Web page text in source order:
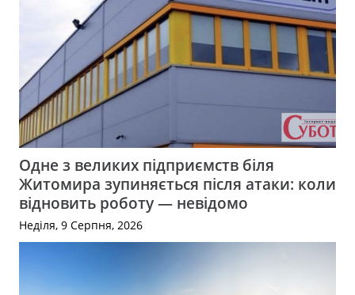
Одне з великих підприємств біля
Житомира зупиняється після атаки: коли
відновить роботу — невідомо
Неділя, 9 Серпня, 2026